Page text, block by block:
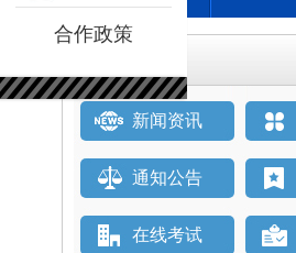
新闻资讯
通知公告
在线考试
合作政策